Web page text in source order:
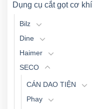
Dụng cụ cắt gọt cơ khí
Bilz
Dine
Haimer
SECO
CÁN DAO TIỆN
Phay